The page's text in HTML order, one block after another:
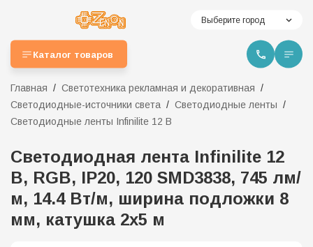
Выберите город
Каталог товаров
Главная
Светотехника рекламная и декоративная
Светодиодные-источники света
Светодиодные ленты
Светодиодные ленты Infinilite 12 В
Светодиодная лента Infinilite 12
В, RGB, IP20, 120 SMD3838, 745 лм/
м, 14.4 Вт/м, ширина подложки 8
мм, катушка 2х5 м